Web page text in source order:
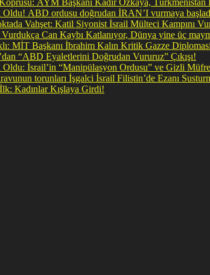
AYM Başkanı Kadir Özkaya,
Kıyamet Senaryosu Gerçek Oldu! ABD ordusu doğrudan İRAN’I vurmaya
Vahşet: Katil Siyonist İsrail Mülteci Kampını
Can Kaybı Katlanıyor, Dünya yine üç
MİT Başkanı İbrahim Kalın Kritik Gazze
“ABD Eyaletlerini Doğrudan Vururuz” Çıkışı!
İsrail’in “Manipülasyon Ordusu” ve Gizli
Haddini Aşan Kirli Plan: Firavunun torunları İşgalci İsrail
Kadınlar Kışlaya Girdi!